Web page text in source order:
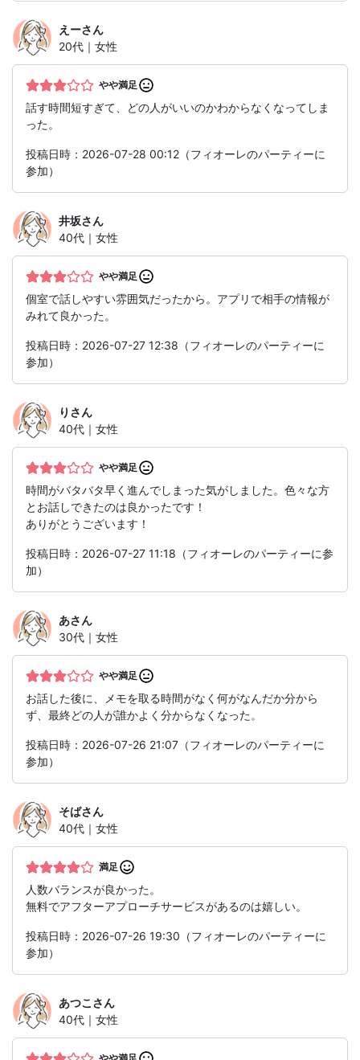
えーさん
20代｜女性
やや満足
話す時間短すぎて、どの人がいいのかわからなくなってしま
った。
投稿日時：2026-07-28 00:12（フィオーレのパーティーに
参加）
井坂さん
40代｜女性
やや満足
個室で話しやすい雰囲気だったから。アプリで相手の情報が
みれて良かった。
投稿日時：2026-07-27 12:38（フィオーレのパーティーに
参加）
り さん
40代｜女性
やや満足
時間がバタバタ早く進んでしまった気がしました。色々な方
とお話しできたのは良かったです！
ありがとうございます！
投稿日時：2026-07-27 11:18（フィオーレのパーティーに参
加）
あさん
30代｜女性
やや満足
お話した後に、メモを取る時間がなく何がなんだか分から
ず、最終どの人が誰かよく分からなくなった。
投稿日時：2026-07-26 21:07（フィオーレのパーティーに
参加）
そばさん
40代｜女性
満足
人数バランスが良かった。
無料でアフターアプローチサービスがあるのは嬉しい。
投稿日時：2026-07-26 19:30（フィオーレのパーティーに
参加）
あつこ さん
40代｜女性